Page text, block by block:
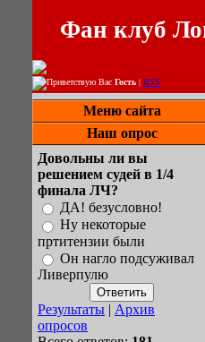
Фан клуб
Приветствую Вас Гость | RSS
Меню сайта
Наш опрос
Довольны ли вы
решением судей в 1/4
финала ЛЧ?
ДА! безусловно!
Ну некоторые
пртитензии были
Он нагло подсуживал
Ливерпулю
Результаты | Архив
опросов